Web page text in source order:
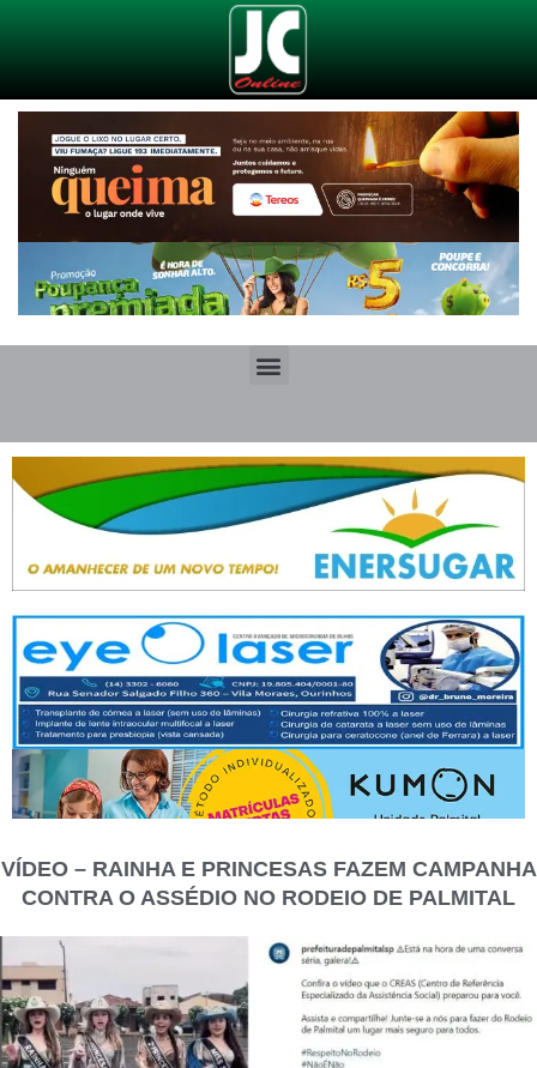
VÍDEO – RAINHA E PRINCESAS FAZEM CAMPANHA
CONTRA O ASSÉDIO NO RODEIO DE PALMITAL